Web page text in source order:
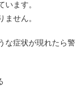
います。
ません。
な症状が現れたら警